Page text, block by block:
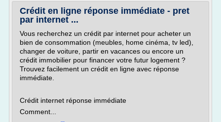
Crédit en ligne réponse immédiate - pret
par internet ...
Vous recherchez un crédit par internet pour acheter un
bien de consommation (meubles, home cinéma, tv led),
changer de voiture, partir en vacances ou encore un
crédit immobilier pour financer votre futur logement ?
Trouvez facilement un crédit en ligne avec réponse
immédiate.
Crédit internet réponse immédiate
Comment...